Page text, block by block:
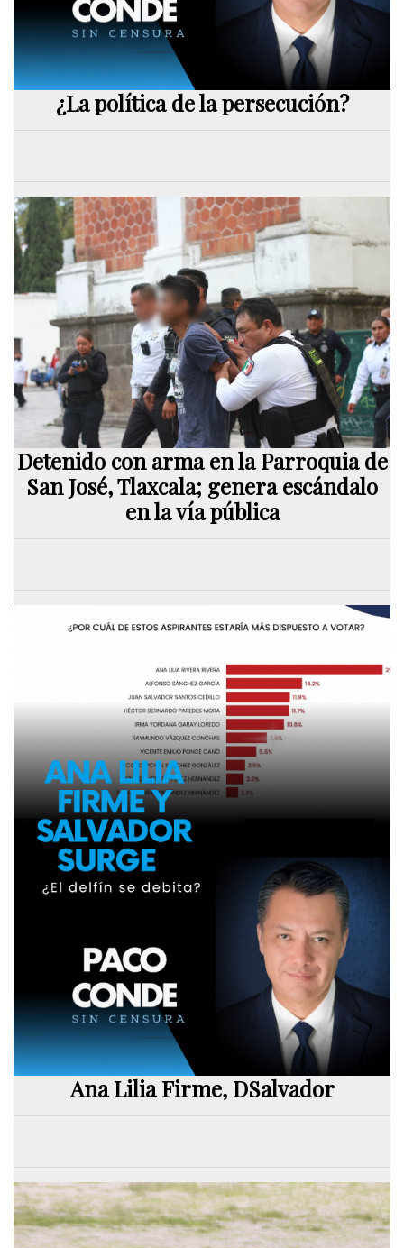
¿La política de la persecución?
Detenido con arma en la Parroquia de
San José, Tlaxcala; genera escándalo
en la vía pública
Ana Lilia Firme, DSalvador